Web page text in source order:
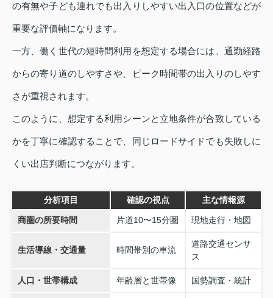
の有無や子ども連れでも出入りしやすい出入口の位置などが
重要な評価軸になります。
一方、働く世代の短時間利用を想定する場合には、通勤経路
からの寄り道のしやすさや、ピーク時間帯の出入りのしやす
さが重視されます。
このように、想定する利用シーンと立地条件が合致している
かを丁寧に確認することで、同じロードサイドでも失敗しに
くい出店判断につながります。
分析項目 確認の視点 主な情報源
商圏の所要時間 片道10〜15分圏 現地走行・地図
生活導線・交通量 時間帯別の車流
道路交通センサ
ス
人口・世帯構成 年齢層と世帯像 国勢調査・統計